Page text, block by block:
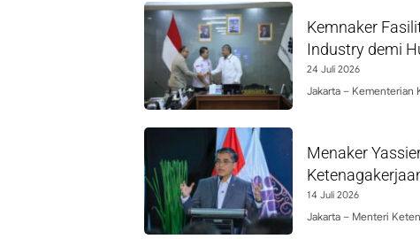
Kemnaker
Industry demi
24 Juli 2026
Jakarta – Kementerian
Menaker
14 Juli 2026
Jakarta – Menteri